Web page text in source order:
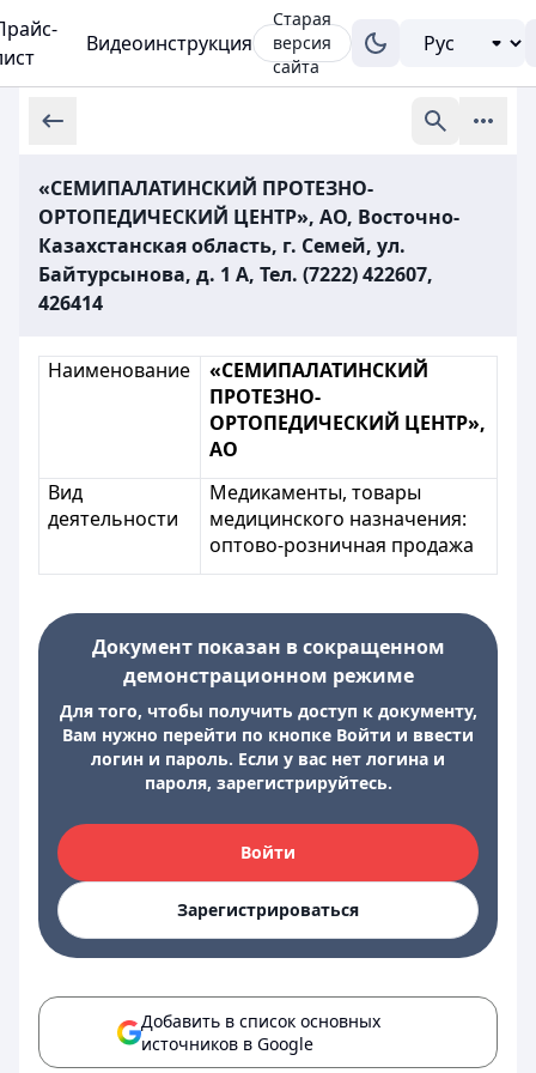
Видеоинструкция
Старая
версия
сайта
«СЕМИПАЛАТИНСКИЙ ПРОТЕЗНО-
ОРТОПЕДИЧЕСКИЙ ЦЕНТР», АО, Восточно-
Казахстанская область, г. Семей, ул.
Байтурсынова, д. 1 А, Тел. (7222) 422607,
426414
Наименование
«СЕМИПАЛАТИНСКИЙ
ПРОТЕЗНО-
ОРТОПЕДИЧЕСКИЙ ЦЕНТР»,
АО
Вид
деятельности
Медикаменты, товары
медицинского назначения:
оптово-розничная продажа
Документ показан в сокращенном
демонстрационном режиме
Для того, чтобы получить доступ к документу,
Вам нужно перейти по кнопке Войти и ввести
логин и пароль. Если у вас нет логина и
пароля, зарегистрируйтесь.
Войти
Зарегистрироваться
Добавить в список основных
источников в Google